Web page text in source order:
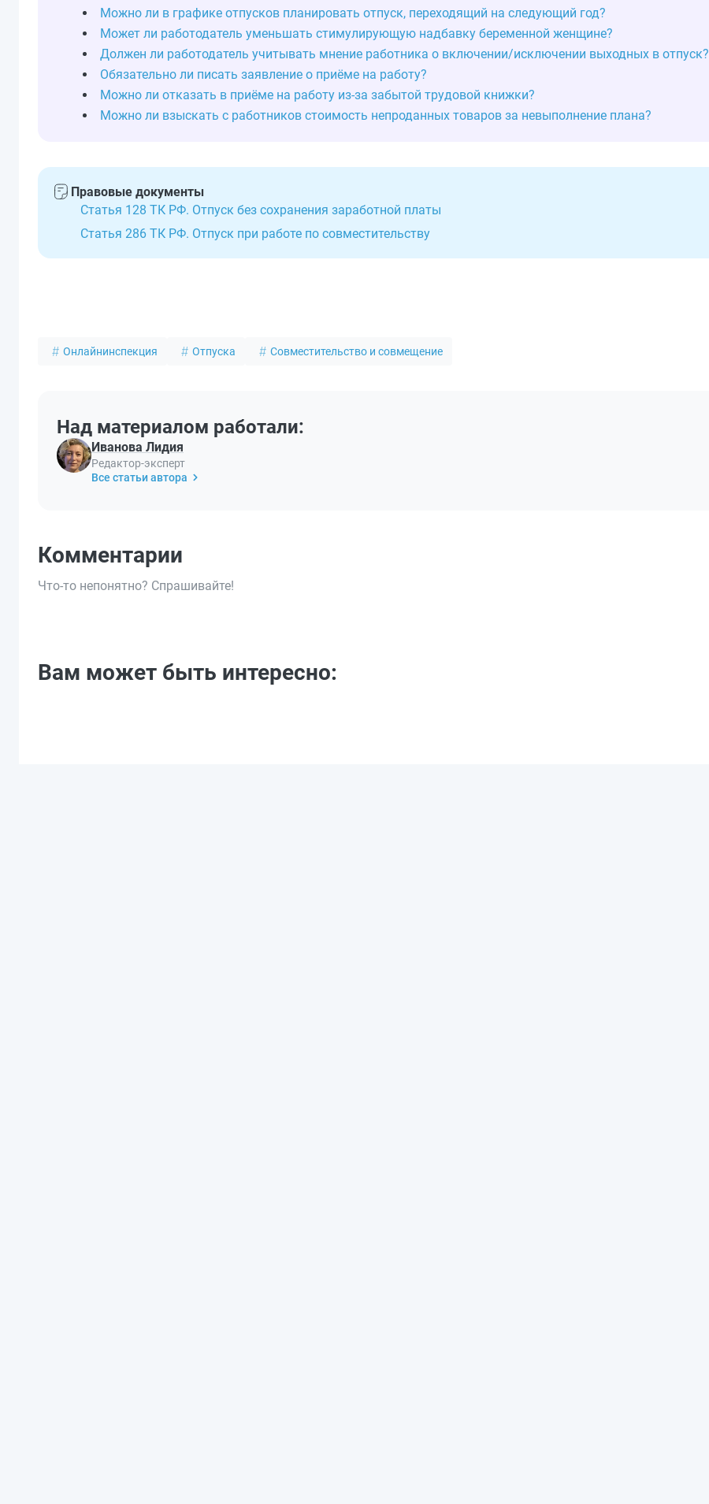
Можно ли в графике отпусков планировать отпуск, переходящий на следующий год?
Может ли работодатель уменьшать стимулирующую надбавку беременной женщине?
Должен ли работодатель учитывать мнение работника о включении/исключении выходных в отпуск?
Обязательно ли писать заявление о приёме на работу?
Можно ли отказать в приёме на работу из-за забытой трудовой книжки?
Можно ли взыскать с работников стоимость непроданных товаров за невыполнение плана?
Правовые документы
Статья 128 ТК РФ. Отпуск без сохранения заработной платы
Статья 286 ТК РФ. Отпуск при работе по совместительству
Онлайнинспекция Отпуска Совместительство и совмещение
Над материалом работали:
Иванова Лидия
Редактор-эксперт
Все статьи автора
Комментарии
Что-то непонятно? Спрашивайте!
Вам может быть интересно: